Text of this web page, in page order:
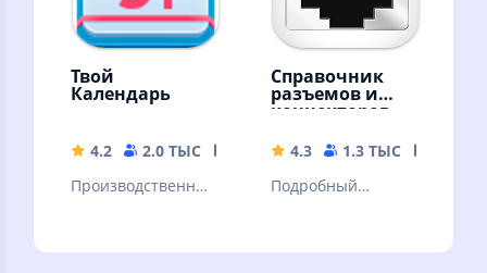
Твой
Календарь
4.2 2.0 ТЫС
5.14 MB
Производственны
Справочник
разъемов и
коннекторов
4.3 1.3 ТЫС
Подробный